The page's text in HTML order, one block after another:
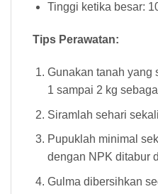
Tinggi ketika besar:
Tips Perawatan:
Gunakan tanah yang
1 sampai 2 kg
Siramlah sehari
Pupuklah minimal
dengan NPK ditabur
Gulma dibersihkan